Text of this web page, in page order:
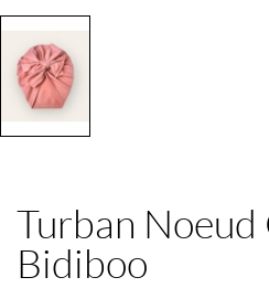
Turban Noeud
Bidiboo